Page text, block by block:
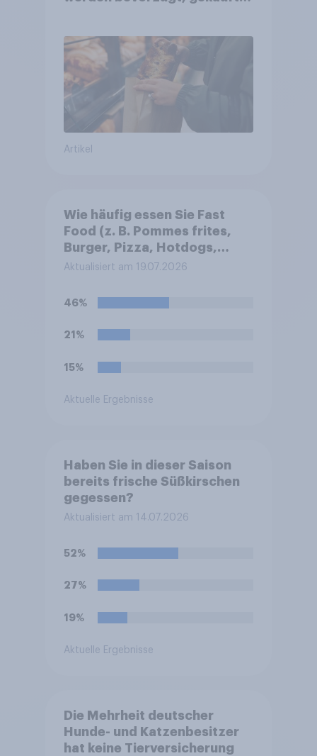
Artikel
Wie häufig essen Sie Fast
Food (z. B. Pommes frites,
Burger, Pizza, Hotdogs,
Chicken Nuggets oder
Aktualisiert am 19.07.2026
46%
21%
15%
Aktuelle Ergebnisse
Haben Sie in dieser Saison
bereits frische Süßkirschen
gegessen?
Aktualisiert am 14.07.2026
52%
27%
19%
Aktuelle Ergebnisse
Die Mehrheit deutscher
Hunde- und Katzenbesitzer
hat keine Tierversicherung